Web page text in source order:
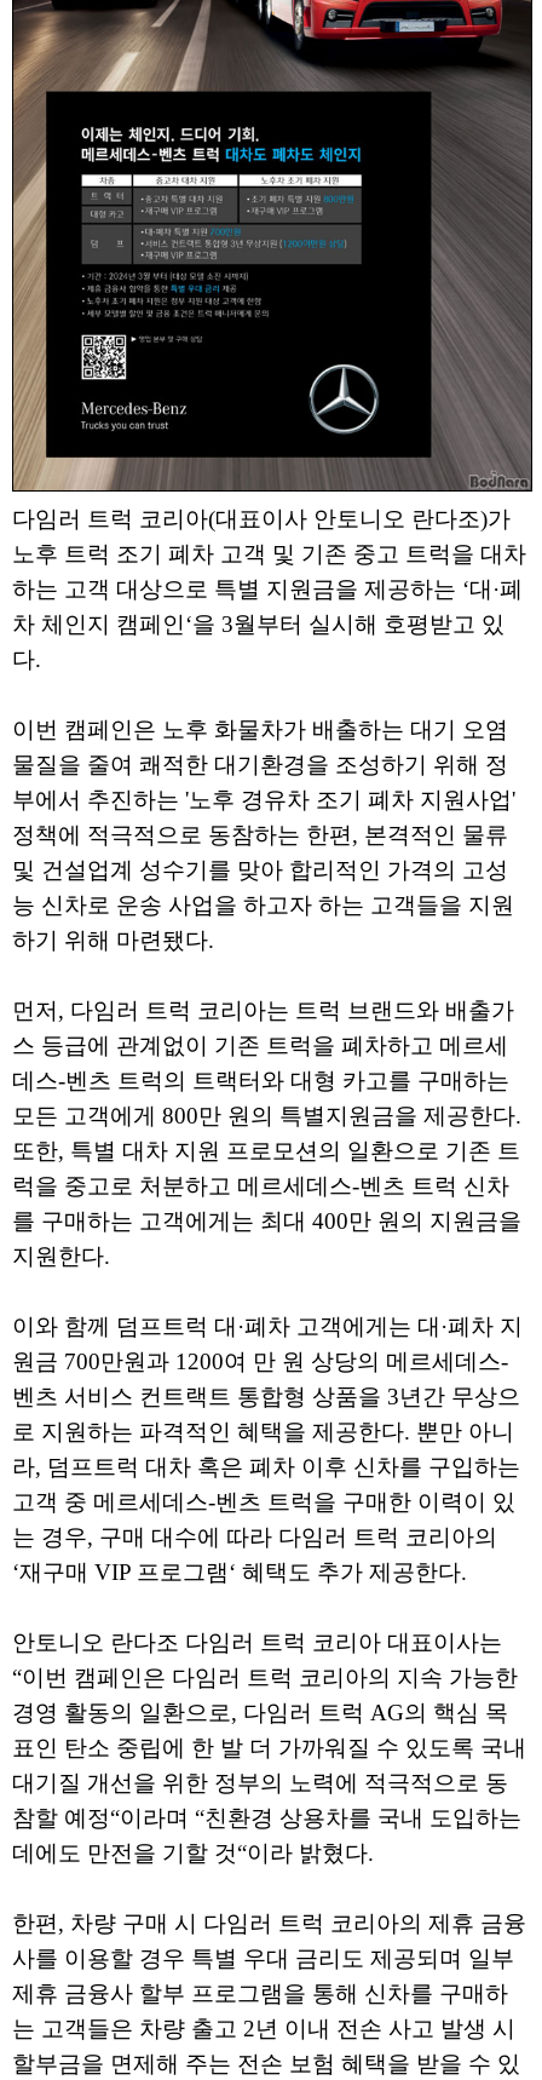
다임러 트럭 코리아(대표이사 안토니오 란다조)가
노후 트럭 조기 폐차 고객 및 기존 중고 트럭을 대차
하는 고객 대상으로 특별 지원금을 제공하는 ‘대·폐
차 체인지 캠페인‘을 3월부터 실시해 호평받고 있
다.
이번 캠페인은 노후 화물차가 배출하는 대기 오염
물질을 줄여 쾌적한 대기환경을 조성하기 위해 정
부에서 추진하는 '노후 경유차 조기 폐차 지원사업'
정책에 적극적으로 동참하는 한편, 본격적인 물류
및 건설업계 성수기를 맞아 합리적인 가격의 고성
능 신차로 운송 사업을 하고자 하는 고객들을 지원
하기 위해 마련됐다.
먼저, 다임러 트럭 코리아는 트럭 브랜드와 배출가
스 등급에 관계없이 기존 트럭을 폐차하고 메르세
데스-벤츠 트럭의 트랙터와 대형 카고를 구매하는
모든 고객에게 800만 원의 특별지원금을 제공한다.
또한, 특별 대차 지원 프로모션의 일환으로 기존 트
럭을 중고로 처분하고 메르세데스-벤츠 트럭 신차
를 구매하는 고객에게는 최대 400만 원의 지원금을
지원한다.
이와 함께 덤프트럭 대·폐차 고객에게는 대·폐차 지
원금 700만원과 1200여 만 원 상당의 메르세데스-
벤츠 서비스 컨트랙트 통합형 상품을 3년간 무상으
로 지원하는 파격적인 혜택을 제공한다. 뿐만 아니
라, 덤프트럭 대차 혹은 폐차 이후 신차를 구입하는
고객 중 메르세데스-벤츠 트럭을 구매한 이력이 있
는 경우, 구매 대수에 따라 다임러 트럭 코리아의
‘재구매 VIP 프로그램‘ 혜택도 추가 제공한다.
안토니오 란다조 다임러 트럭 코리아 대표이사는
“이번 캠페인은 다임러 트럭 코리아의 지속 가능한
경영 활동의 일환으로, 다임러 트럭 AG의 핵심 목
표인 탄소 중립에 한 발 더 가까워질 수 있도록 국내
대기질 개선을 위한 정부의 노력에 적극적으로 동
참할 예정“이라며 “친환경 상용차를 국내 도입하는
데에도 만전을 기할 것“이라 밝혔다.
한편, 차량 구매 시 다임러 트럭 코리아의 제휴 금융
사를 이용할 경우 특별 우대 금리도 제공되며 일부
제휴 금융사 할부 프로그램을 통해 신차를 구매하
는 고객들은 차량 출고 2년 이내 전손 사고 발생 시
할부금을 면제해 주는 전손 보험 혜택을 받을 수 있